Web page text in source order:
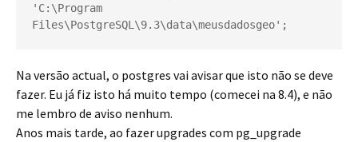
'C:\Program
Files\PostgreSQL\9.3\data\meusdadosgeo';
Na versão actual, o postgres vai avisar que isto não se deve
fazer. Eu já fiz isto há muito tempo (comecei na 8.4), e não
me lembro de aviso nenhum.
Anos mais tarde, ao fazer upgrades com pg_upgrade